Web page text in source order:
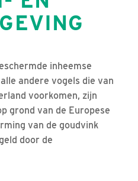
inheemse
andere vogels die van
voorkomen, zijn
grond van de Europese
van de goudvink
door de